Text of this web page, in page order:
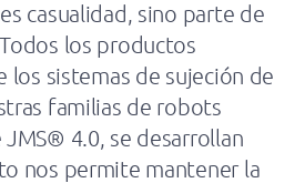
casualidad, sino parte de
los productos
los sistemas de sujeción de
familias de robots
4.0, se desarrollan
nos permite mantener la